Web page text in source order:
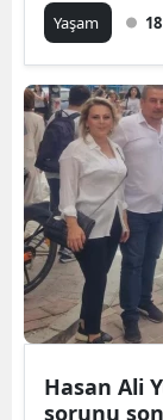
Yaşam
Hasan Ali
sorunu